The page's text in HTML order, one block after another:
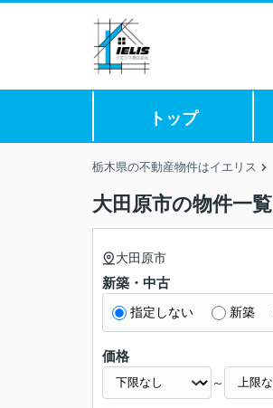
トップ
栃木県の不動産物件はイエリス
大田原市の物件一覧
大田原市
新築・中古
指定しない 新築
価格
～